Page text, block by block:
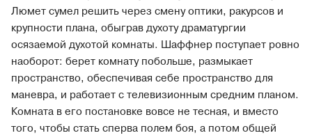
Люмет сумел решить через смену оптики, ракурсов и
крупности плана, обыграв духоту драматургии
осязаемой духотой комнаты. Шаффнер поступает ровно
наоборот: берет комнату побольше, размыкает
пространство, обеспечивая себе пространство для
маневра, и работает с телевизионным средним планом.
Комната в его постановке вовсе не тесная, и вместо
того, чтобы стать сперва полем боя, а потом общей